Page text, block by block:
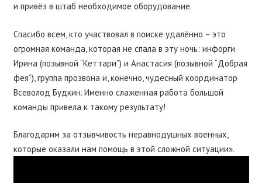
и привёз в штаб необходимое оборудование.
Спасибо всем, кто участвовал в поиске удалённо – это
огромная команда, которая не спала в эту ночь: инфорги
Ирина (позывной “Кеттари”) и Анастасия (позывной “Добрая
фея”), группа прозвона и, конечно, чудесный координатор
Всеволод Будкин. Именно слаженная работа большой
команды привела к такому результату!
Благодарим за отзывчивость неравнодушных военных,
которые оказали нам помощь в этой сложной ситуации».